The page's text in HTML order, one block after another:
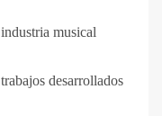
musical
desarrollados